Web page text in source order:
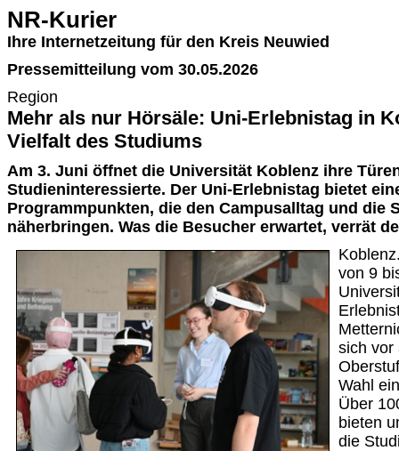
NR-Kurier
Ihre Internetzeitung für den Kreis Neuwied
Pressemitteilung vom 30.05.2026
Region
Mehr als nur Hörsäle: Uni-Erlebnistag in
Vielfalt des Studiums
Am 3. Juni öffnet die Universität Koblenz ihre
Studieninteressierte. Der Uni-Erlebnistag bietet
Programmpunkten, die den Campusalltag und die
näherbringen. Was die Besucher erwartet, verrät
von 9
sich vor
Wahl
Über
bieten
die